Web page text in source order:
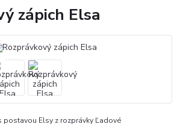
zápich Elsa
postavou Elsy z rozprávky Ľadové